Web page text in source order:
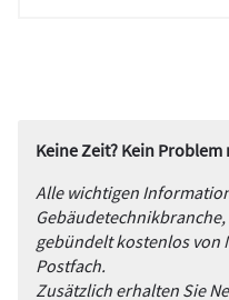
Keine Zeit? Kein
Alle wichtigen
gebündelt kostenlos von
Postfach.
Zusätzlich erhalten Sie